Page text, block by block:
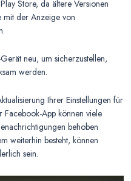
Store, da ältere Versionen
mit der Anzeige von
neu, um sicherzustellen,
werden.
Ihrer Einstellungen für
App können viele
behoben
weiterhin besteht, können
sein.